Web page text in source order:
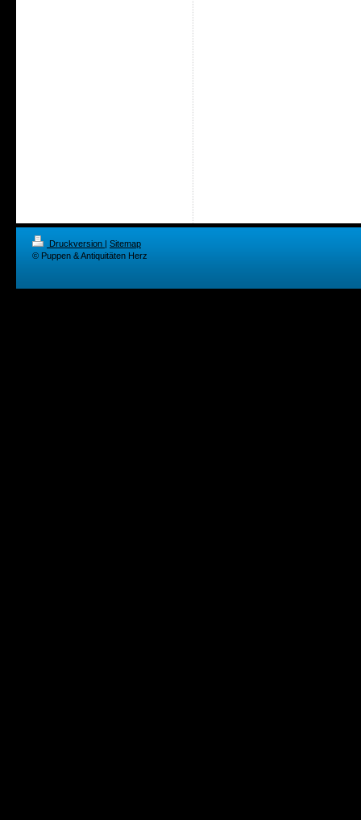
Druckversion | Sitemap
© Puppen & Antiquitäten Herz